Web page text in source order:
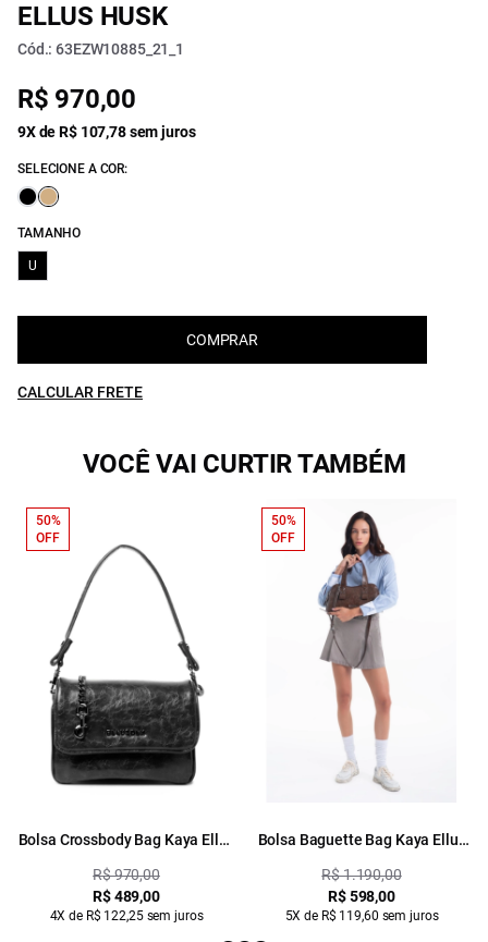
ELLUS HUSK
Cód.: 63EZW10885_21_1
R$ 970,00
9X de R$ 107,78 sem juros
SELECIONE A COR:
TAMANHO
U
COMPRAR
CALCULAR FRETE
VOCÊ VAI CURTIR TAMBÉM
Bolsa Crossbody Bag Kaya Ellus
R$ 970,00
R$ 489,00
4X de R$ 122,25 sem juros
50%
OFF
Bolsa Baguette Bag Kaya Ellus
R$ 1.190,00
R$ 598,00
5X de R$ 119,60 sem juros
50%
OFF